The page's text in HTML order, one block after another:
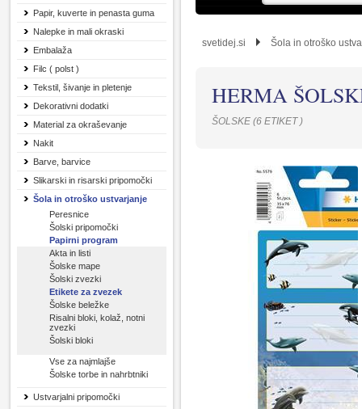
Papir, kuverte in penasta guma
Nalepke in mali okraski
Embalaža
Filc ( polst )
Tekstil, šivanje in pletenje
Dekorativni dodatki
Material za okraševanje
Nakit
Barve, barvice
Slikarski in risarski pripomočki
Šola in otroško ustvarjanje
Peresnice
Šolski pripomočki
Papirni program
Akta in listi
Šolske mape
Šolski zvezki
Etikete za zvezek
Šolske beležke
Risalni bloki, kolaž, notni
zvezki
Šolski bloki
Vse za najmlajše
Šolske torbe in nahrbtniki
Ustvarjalni pripomočki
svetidej.si Šola in otroško
HERMA
ŠOLSKE (6 ETIKET )